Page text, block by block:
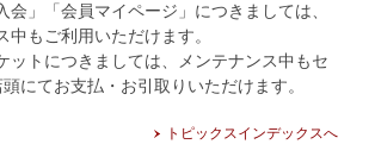
」「会員マイページ」につきましては、
中もご利用いただけます。
ットにつきましては、メンテナンス中もセ
にてお支払・お引取りいただけます。
トピックスインデックスへ